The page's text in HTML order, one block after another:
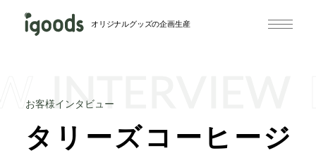
オリジナルグッズの企画生産
INTERVIEW
タリーズコーヒージ
お客様インタビュー